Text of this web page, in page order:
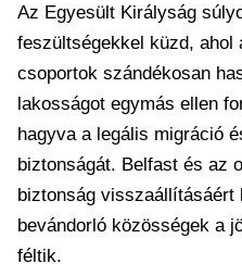
Az Egyesült Királyság
feszültségekkel küzd, ahol
csoportok szándékosan
lakosságot egymás ellen
hagyva a legális migráció
biztonságát. Belfast és az
biztonság
bevándorló közösségek a
féltik.